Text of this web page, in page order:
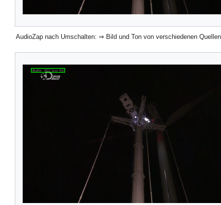
AudioZap nach Umschalten: ⇒ Bild und Ton von verschiedenen Quellen